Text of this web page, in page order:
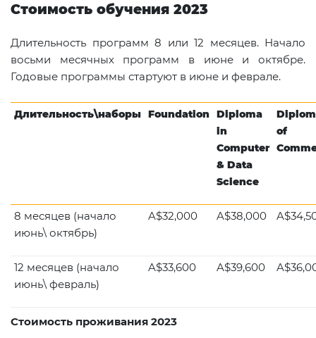
Стоимость обучения 2023
Длительность программ 8 или 12 месяцев. Начало
восьми месячных программ в июне и октябре.
Годовые программы стартуют в июне и феврале.
Длительность\наборы Foundation Diploma
in
Computer
& Data
Science
of
8 месяцев (начало
июнь\ октябрь)
A$32,000 A$38,000
12 месяцев (начало
июнь\ февраль)
A$33,600 A$39,600
Стоимость проживания 2023